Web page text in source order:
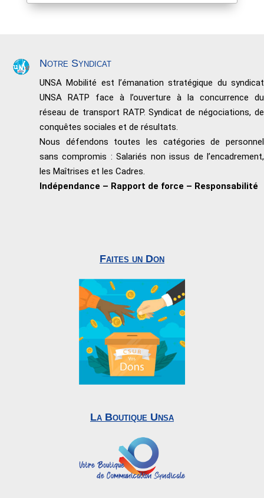
Notre Syndicat
UNSA Mobilité est l’émanation stratégique du syndicat
UNSA RATP face à l’ouverture à la concurrence du
réseau de transport RATP. Syndicat de négociations, de
conquêtes sociales et de résultats.
Nous défendons toutes les catégories de personnel
sans compromis : Salariés non issus de l’encadrement,
les Maîtrises et les Cadres.
Indépendance – Rapport de force – Responsabilité
Faites un Don
La Boutique Unsa